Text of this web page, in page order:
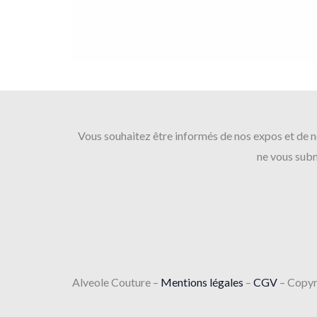
Vous souhaitez être informés de nos expos et de
ne vous
Alveole Couture – Mentions légales – CGV –